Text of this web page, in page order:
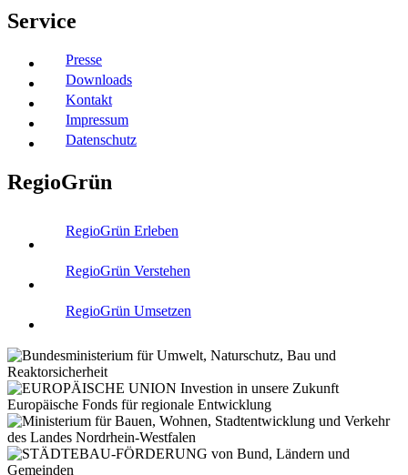
Service
Presse
Downloads
Kontakt
Impressum
Datenschutz
RegioGrün
RegioGrün Erleben
RegioGrün Verstehen
RegioGrün Umsetzen